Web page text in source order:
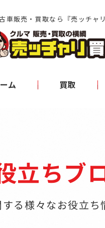
車販売・買取なら『売ッチャ
ム 買取
立ちブ
る様々なお役立ち